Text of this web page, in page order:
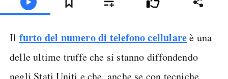
Il furto del numero di telefono cellulareè una
delle ultime truffe che si stanno diffondendo
negli Stati Uniti e che, anche se con tecniche